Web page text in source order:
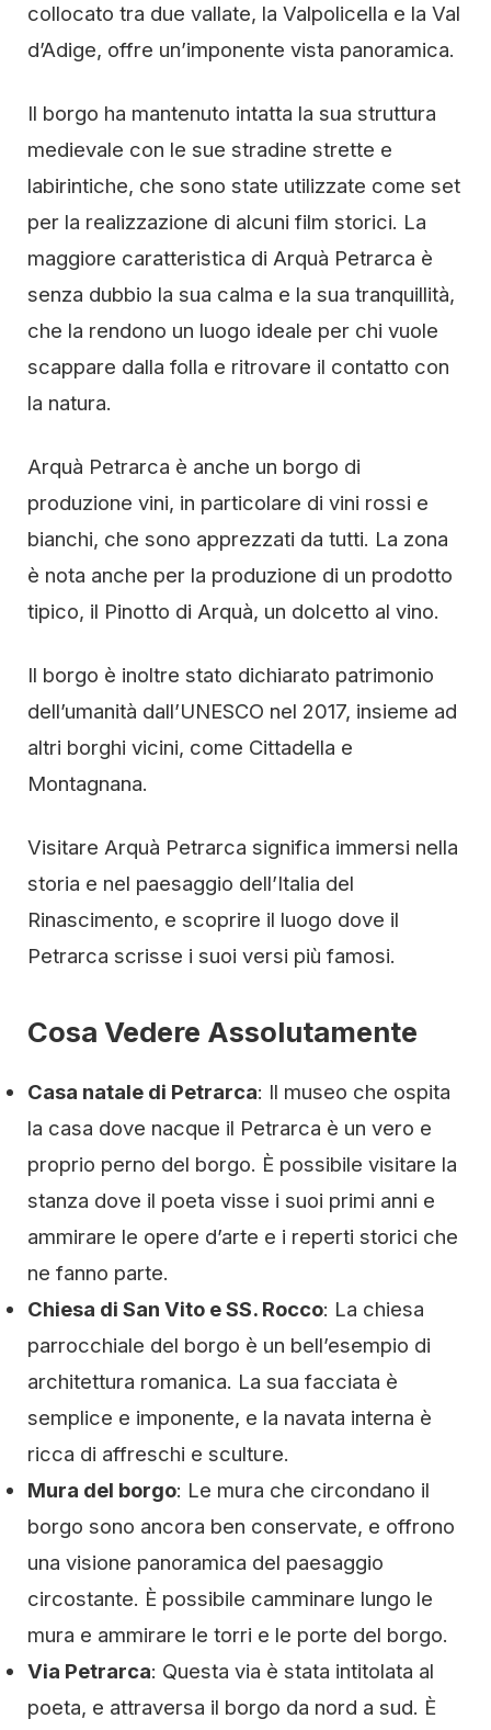
collocato tra due vallate, la Valpolicella e la Val
d’Adige, offre un’imponente vista panoramica.
Il borgo ha mantenuto intatta la sua struttura
medievale con le sue stradine strette e
labirintiche, che sono state utilizzate come set
per la realizzazione di alcuni film storici. La
maggiore caratteristica di Arquà Petrarca è
senza dubbio la sua calma e la sua tranquillità,
che la rendono un luogo ideale per chi vuole
scappare dalla folla e ritrovare il contatto con
la natura.
Arquà Petrarca è anche un borgo di
produzione vini, in particolare di vini rossi e
bianchi, che sono apprezzati da tutti. La zona
è nota anche per la produzione di un prodotto
tipico, il Pinotto di Arquà, un dolcetto al vino.
Il borgo è inoltre stato dichiarato patrimonio
dell’umanità dall’UNESCO nel 2017, insieme ad
altri borghi vicini, come Cittadella e
Montagnana.
Visitare Arquà Petrarca significa immersi nella
storia e nel paesaggio dell’Italia del
Rinascimento, e scoprire il luogo dove il
Petrarca scrisse i suoi versi più famosi.
Cosa Vedere Assolutamente
Casa natale di Petrarca: Il museo che ospita
la casa dove nacque il Petrarca è un vero e
proprio perno del borgo. È possibile visitare la
stanza dove il poeta visse i suoi primi anni e
ammirare le opere d’arte e i reperti storici che
ne fanno parte.
Chiesa di San Vito e SS. Rocco: La chiesa
parrocchiale del borgo è un bell’esempio di
architettura romanica. La sua facciata è
semplice e imponente, e la navata interna è
ricca di affreschi e sculture.
Mura del borgo: Le mura che circondano il
borgo sono ancora ben conservate, e offrono
una visione panoramica del paesaggio
circostante. È possibile camminare lungo le
mura e ammirare le torri e le porte del borgo.
Via Petrarca: Questa via è stata intitolata al
poeta, e attraversa il borgo da nord a sud. È